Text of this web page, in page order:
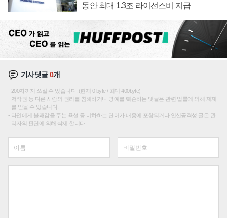
동안 최대 1.3조 라이선스비 지급
기사댓글0개
200자까지 쓰실 수 있습니다. (현재 0 byte / 최대 400byte)
저작권 등 다른 사람의 권리를 침해하거나 명예를 훼손하는 댓글은 관련 법률에 의해 제재
를 받을 수 있습니다.
타인에게 불쾌감을 주는 욕설 등 비하하는 단어가 내용에 포함되거나 인신공격성 글은 관
리자의 판단에 의해 삭제 합니다.